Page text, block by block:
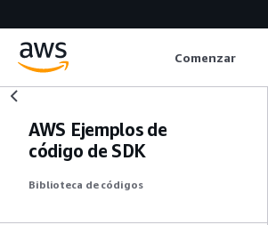
Comenzar
AWS Ejemplos de
código de SDK
Biblioteca de códigos